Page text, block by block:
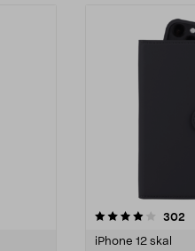
302
iPhone 12 skal
4.5 av 5